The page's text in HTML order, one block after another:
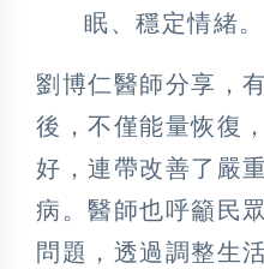
眠、穩定情緒。
劉博仁醫師分享，
後，不僅能量恢復
好，連帶改善了嚴
病。醫師也呼籲民
問題，透過調整生